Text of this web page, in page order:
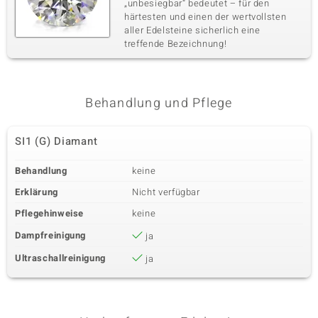
„unbesiegbar“ bedeutet – für den
härtesten und einen der wertvollsten
aller Edelsteine sicherlich eine
treffende Bezeichnung!
Behandlung und Pflege
SI1 (G) Diamant
Behandlung
keine
Erklärung
Nicht verfügbar
Pflegehinweise
keine
Dampfreinigung
ja
Ultraschallreinigung
ja